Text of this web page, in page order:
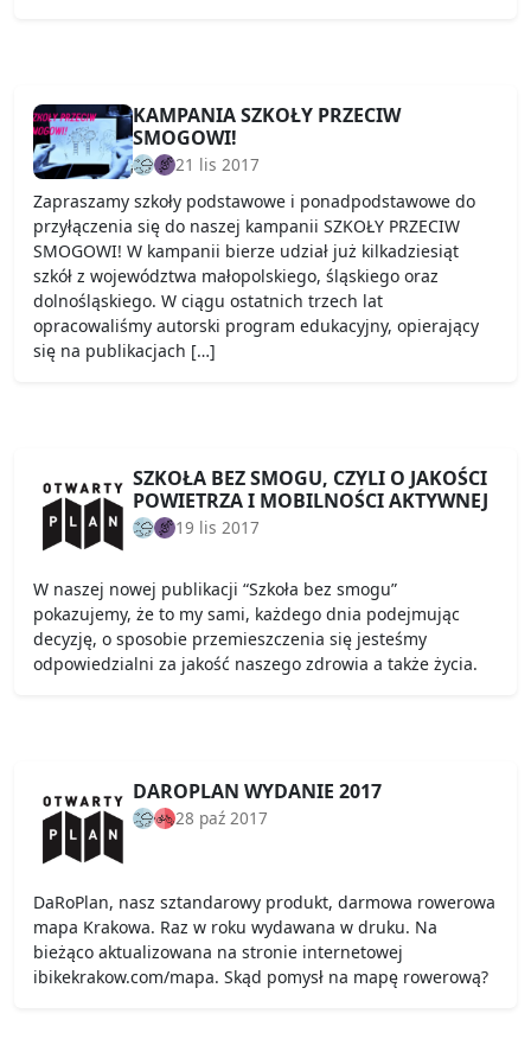
KAMPANIA SZKOŁY PRZECIW
SMOGOWI!
21 lis 2017
Zapraszamy szkoły podstawowe i ponadpodstawowe do
przyłączenia się do naszej kampanii SZKOŁY PRZECIW
SMOGOWI! W kampanii bierze udział już kilkadziesiąt
szkół z województwa małopolskiego, śląskiego oraz
dolnośląskiego. W ciągu ostatnich trzech lat
opracowaliśmy autorski program edukacyjny, opierający
się na publikacjach […]
SZKOŁA BEZ SMOGU, CZYLI O JAKOŚCI
POWIETRZA I MOBILNOŚCI AKTYWNEJ
19 lis 2017
W naszej nowej publikacji “Szkoła bez smogu”
pokazujemy, że to my sami, każdego dnia podejmując
decyzję, o sposobie przemieszczenia się jesteśmy
odpowiedzialni za jakość naszego zdrowia a także życia.
DAROPLAN WYDANIE 2017
28 paź 2017
DaRoPlan, nasz sztandarowy produkt, darmowa rowerowa
mapa Krakowa. Raz w roku wydawana w druku. Na
bieżąco aktualizowana na stronie internetowej
ibikekrakow.com/mapa. Skąd pomysł na mapę rowerową?